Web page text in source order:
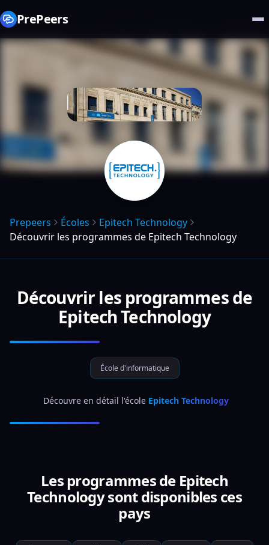
PrePeers
Prepeers Écoles
Epitech Technology
Découvrir les programmes de Epitech Technology
Découvrir les programmes de
Epitech Technology
École d'informatique
Découvre en détail l'école Epitech Technology
Les programmes de Epitech
Technology sont disponibles ces
pays